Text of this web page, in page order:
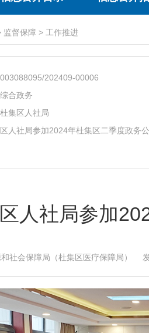
监督保障 > 工作推进
003088095/202409-00006
综合政务
杜集区人社局
区人社局参加2024年杜集区二季度政务
区人社局参加
和社会保障局（杜集区医疗保障局）